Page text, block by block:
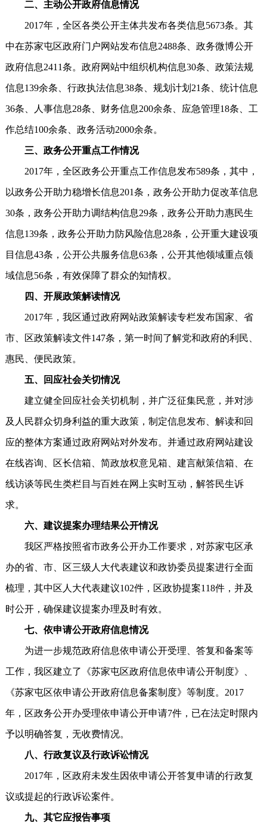
二、主动公开政府信息情况
2017年，全区各类公开主体共发布各类信息5673条。其
中在苏家屯区政府门户网站发布信息2488条、政务微博公开
政府信息2411条。政府网站中组织机构信息30条、政策法规
信息139余条、行政执法信息38条、规划计划21条、统计信息
36条、人事信息28条、财务信息200余条、应急管理18条、工
作总结100余条、政务活动2000余条。
三、政务公开重点工作情况
2017年，全区政务公开重点工作信息发布589条，其中，
以政务公开助力稳增长信息201条，政务公开助力促改革信息
30条，政务公开助力调结构信息29条，政务公开助力惠民生
信息139条，政务公开助力防风险信息28条，公开重大建设项
目信息43条，公开公共服务信息63条，公开其他领域重点领
域信息56条，有效保障了群众的知情权。
四、开展政策解读情况
2017年，我区通过政府网站政策解读专栏发布国家、省
市、区政策解读文件147条，第一时间了解党和政府的利民、
惠民、便民政策。
五、回应社会关切情况
建立健全回应社会关切机制，并广泛征集民意，并对涉
及人民群众切身利益的重大政策，制定信息发布、解读和回
应的整体方案通过政府网站对外发布。并通过政府网站建设
在线咨询、区长信箱、简政放权意见箱、建言献策信箱、在
线访谈等民生类栏目与百姓在网上实时互动，解答民生诉
求。
六、建议提案办理结果公开情况
我区严格按照省市政务公开办工作要求，对苏家屯区承
办的省、市、区三级人大代表建议和政协委员提案进行全面
梳理，其中区人大代表建议102件，区政协提案118件，并及
时公开，确保建议提案办理及时有效。
七、依申请公开政府信息情况
为进一步规范政府信息依申请公开受理、答复和备案等
工作，我区建立了《苏家屯区政府信息依申请公开制度》、
《苏家屯区依申请公开政府信息备案制度》等制度。2017
年，区政务公开办受理依申请公开申请7件，已在法定时限内
予以明确答复，无收费情况。
八、行政复议及行政诉讼情况
2017年，区政府未发生因依申请公开答复申请的行政复
议或提起的行政诉讼案件。
九、其它应报告事项